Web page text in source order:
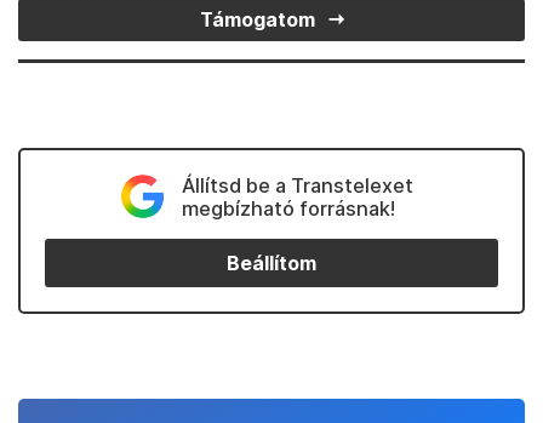
Támogatom
Állítsd be a Transtelexet
megbízható forrásnak!
Beállítom